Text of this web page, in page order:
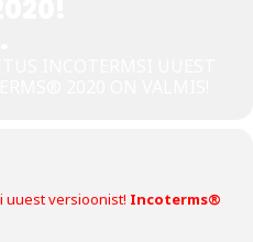
uuest versioonist! Incoterms®